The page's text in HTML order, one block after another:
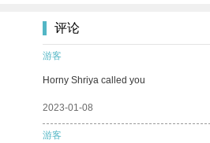
评论
游客
Horny Shriya called you
2023-01-08
游客